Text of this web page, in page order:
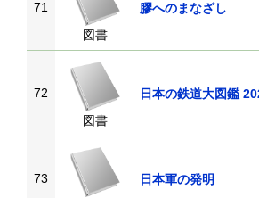
71
図書
膠へのまなざし
72
図書
日本の鉄道大図鑑
73
日本軍の発明